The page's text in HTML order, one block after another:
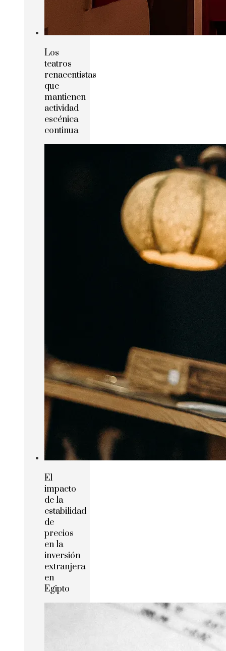
Los
teatros
renacentistas
que
mantienen
actividad
escénica
continua
El
impacto
de la
estabilidad
de
precios
en la
inversión
extranjera
en
Egipto